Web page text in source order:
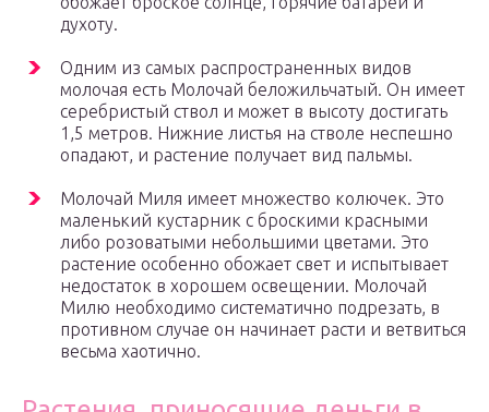
духоту.
Одним из самых распространенных видов
молочая есть Молочай беложильчатый. Он имеет
серебристый ствол и может в высоту достигать
1,5 метров. Нижние листья на стволе неспешно
опадают, и растение получает вид пальмы.
Молочай Миля имеет множество колючек. Это
маленький кустарник с броскими красными
либо розоватыми небольшими цветами. Это
растение особенно обожает свет и испытывает
недостаток в хорошем освещении. Молочай
Милю необходимо систематично подрезать, в
противном случае он начинает расти и ветвиться
весьма хаотично.